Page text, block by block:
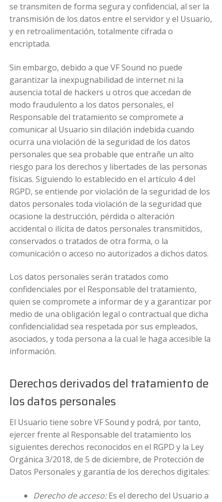
se transmiten de forma segura y confidencial, al ser la
transmisión de los datos entre el servidor y el Usuario,
y en retroalimentación, totalmente cifrada o
encriptada.
Sin embargo, debido a que VF Sound no puede
garantizar la inexpugnabilidad de internet ni la
ausencia total de hackers u otros que accedan de
modo fraudulento a los datos personales, el
Responsable del tratamiento se compromete a
comunicar al Usuario sin dilación indebida cuando
ocurra una violación de la seguridad de los datos
personales que sea probable que entrañe un alto
riesgo para los derechos y libertades de las personas
físicas. Siguiendo lo establecido en el artículo 4 del
RGPD, se entiende por violación de la seguridad de los
datos personales toda violación de la seguridad que
ocasione la destrucción, pérdida o alteración
accidental o ilícita de datos personales transmitidos,
conservados o tratados de otra forma, o la
comunicación o acceso no autorizados a dichos datos.
Los datos personales serán tratados como
confidenciales por el Responsable del tratamiento,
quien se compromete a informar de y a garantizar por
medio de una obligación legal o contractual que dicha
confidencialidad sea respetada por sus empleados,
asociados, y toda persona a la cual le haga accesible la
información.
Derechos derivados del tratamiento de
los datos personales
El Usuario tiene sobre VF Sound y podrá, por tanto,
ejercer frente al Responsable del tratamiento los
siguientes derechos reconocidos en el RGPD y la Ley
Orgánica 3/2018, de 5 de diciembre, de Protección de
Datos Personales y garantía de los derechos digitales:
Derecho de acceso:Es el derecho del Usuario a